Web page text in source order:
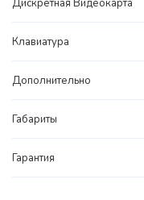
Дискретная Видеокарта
Клавиатура
Дополнительно
Габариты
Гарантия